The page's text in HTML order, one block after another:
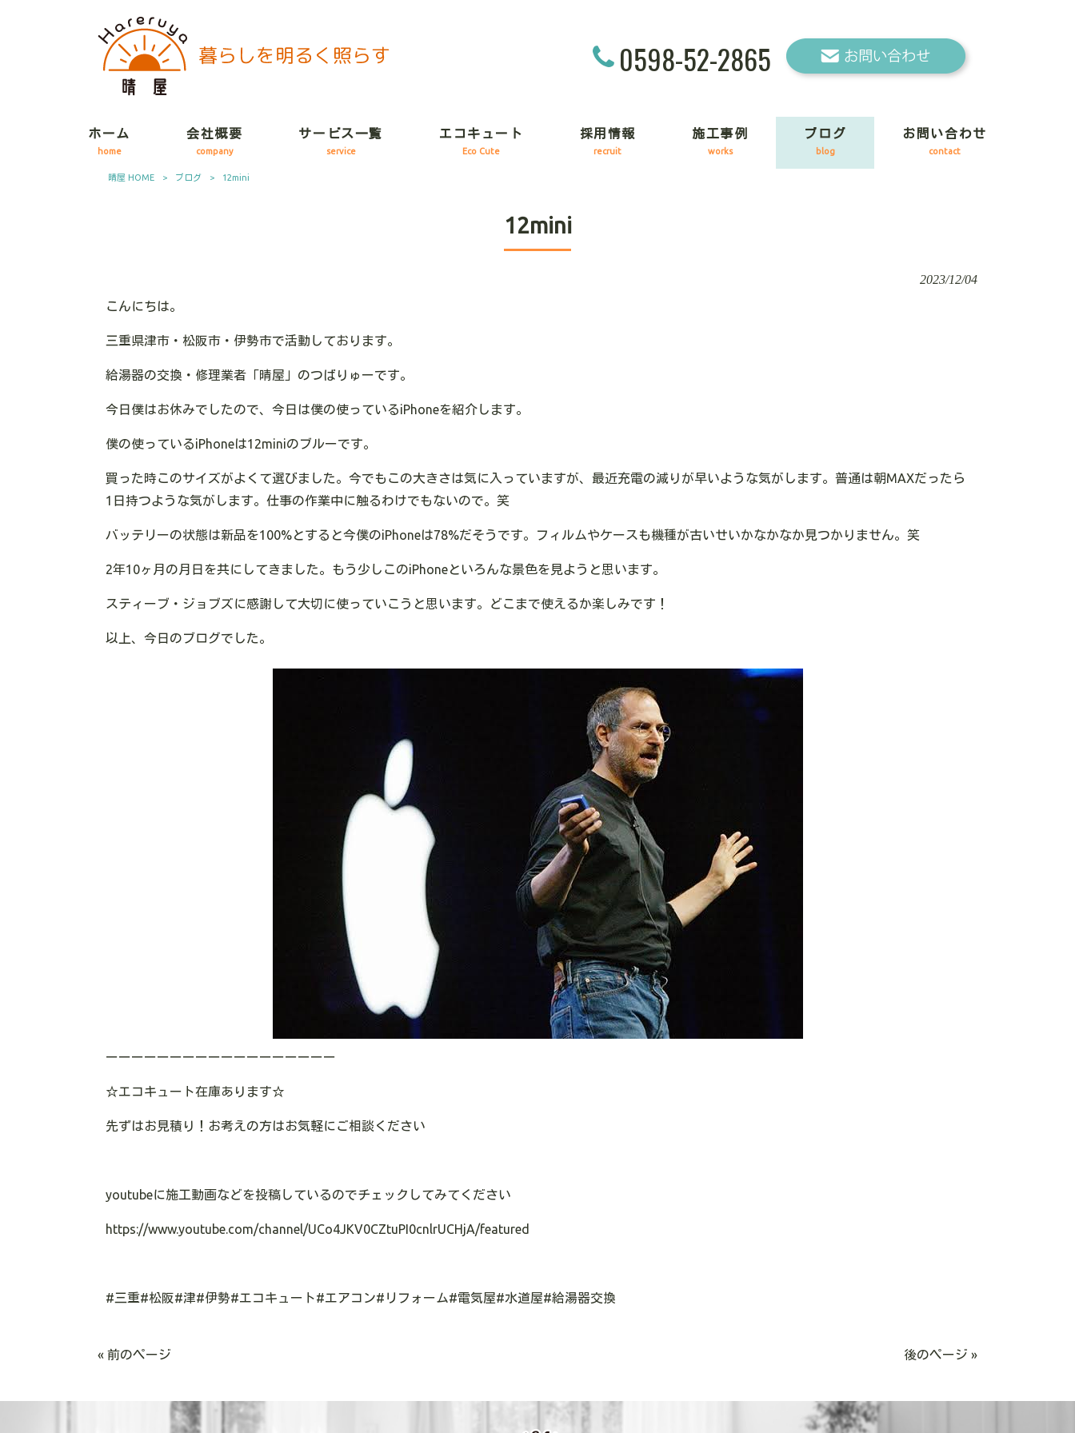
0598-52-2865
ホーム
home
会社概要
company
サービス一覧
service
エコキュート
Eco Cute
採用情報
recruit
施工事例
works
ブログ
blog
お問い合わせ
contact
晴屋 HOME > ブログ > 12mini
12mini
2023/12/04
こんにちは。
三重県津市・松阪市・伊勢市で活動しております。
給湯器の交換・修理業者「晴屋」のつばりゅーです。
今日僕はお休みでしたので、今日は僕の使っているiPhoneを紹介します。
僕の使っているiPhoneは12miniのブルーです。
買った時このサイズがよくて選びました。今でもこの大きさは気に入っていますが、最近充電の減りが早いような気がします。普通は朝MAXだったら
1日持つような気がします。仕事の作業中に触るわけでもないので。笑
バッテリーの状態は新品を100%とすると今僕のiPhoneは78%だそうです。フィルムやケースも機種が古いせいかなかなか見つかりません。笑
2年10ヶ月の月日を共にしてきました。もう少しこのiPhoneといろんな景色を見ようと思います。
スティーブ・ジョブズに感謝して大切に使っていこうと思います。どこまで使えるか楽しみです！
以上、今日のブログでした。
ーーーーーーーーーーーーーーーーーー
☆エコキュート在庫あります☆
先ずはお見積り！お考えの方はお気軽にご相談ください
youtubeに施工動画などを投稿しているのでチェックしてみてください
https://www.youtube.com/channel/UCo4JKV0CZtuPI0cnlrUCHjA/featured
#三重#松阪#津#伊勢#エコキュート#エアコン# リフォーム#電気屋#水道屋#給湯器交換
« 前のページ 後のページ »